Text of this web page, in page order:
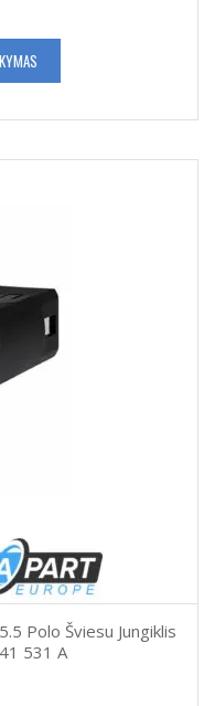
Polo Šviesu Jungiklis
531 A